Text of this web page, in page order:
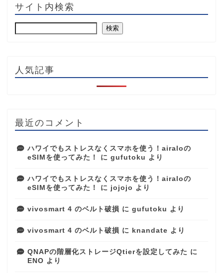
サイト内検索
検索
人気記事
最近のコメント
ハワイでもストレスなくスマホを使う！airaloの
eSIMを使ってみた！
に gufutoku より
ハワイでもストレスなくスマホを使う！airaloの
eSIMを使ってみた！
に jojojo より
vivosmart 4 のベルト破損 に gufutoku より
vivosmart 4 のベルト破損 に knandate より
QNAPの階層化ストレージQtierを設定してみた に
ENO より